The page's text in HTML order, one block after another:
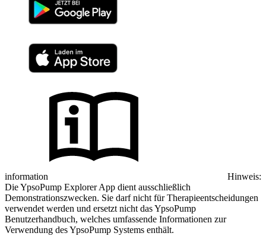
information
Hinweis:
Die YpsoPump Explorer App dient ausschließlich
Demonstrationszwecken. Sie darf nicht für Therapieentscheidungen
verwendet werden und ersetzt nicht das YpsoPump
Benutzerhandbuch, welches umfassende Informationen zur
Verwendung des YpsoPump Systems enthält.